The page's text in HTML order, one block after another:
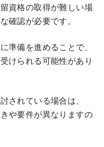
資格の取得が難しい場
確認が必要です。
準備を進めることで、
けられる可能性があり
されている場合は、
や要件が異なりますの